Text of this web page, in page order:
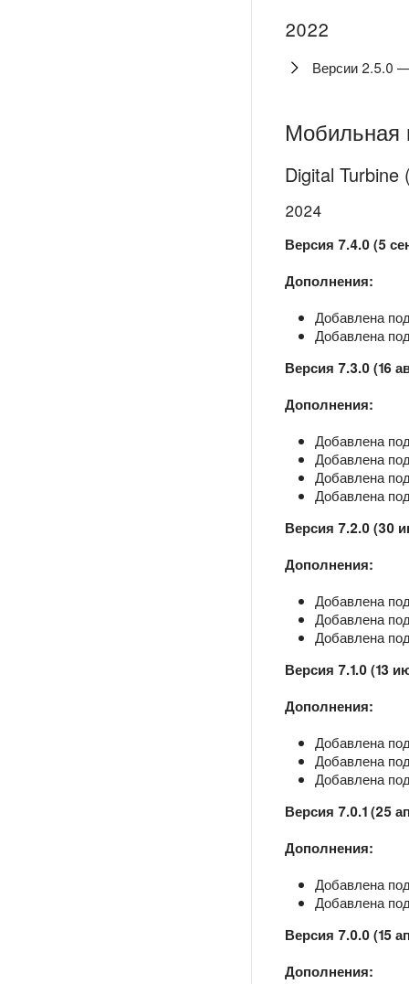
2022
Версии 2.5.0
Мобильная
Digital Turbine
2024
Версия 7.4.0 (5
Дополнения:
Добавлена
Добавлена
Версия 7.3.0 (16
Дополнения:
Добавлена
Добавлена
Добавлена
Добавлена
Версия 7.2.0 (30
Дополнения:
Добавлена
Добавлена
Добавлена
Версия 7.1.0 (13
Дополнения:
Добавлена
Добавлена
Добавлена
Версия 7.0.1 (25
Дополнения:
Добавлена
Добавлена
Версия 7.0.0 (15
Дополнения: